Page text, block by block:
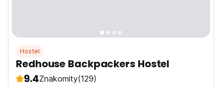
Hostel
Redhouse Backpackers Hostel
9.4Znakomity(129)